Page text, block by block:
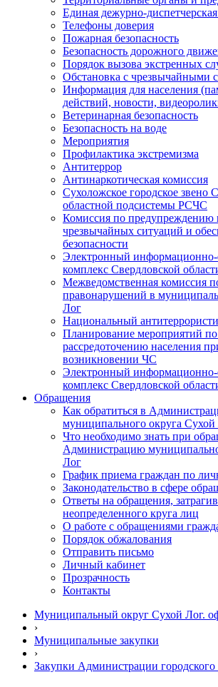
Единая дежурно-
Телефоны доверия
Пожарная безопасность
Безопасность дорожного
Порядок вызова экстренных
Обстановка с чрезвычайными
Информация для населения
действий, новости,
Ветеринарная безопасность
Безопасность на воде
Мероприятия
Профилактика экстремизма
Антитеррор
Антинаркотическая комиссия
Сухоложское городское звено
областной подсистемы РСЧС
Комиссия по предупреждению
чрезвычайных ситуаций и
безопасности
Электронный информационно-
комплекс Cвердловской
Межведомственная комиссия
правонарушений в
Лог
Национальный
Планирование мероприятий
рассредоточению населения
возникновении ЧС
Электронный информационно-
комплекс Свердловской
Обращения
Как обратиться в
муниципального округа
Что необходимо знать при
Администрацию
Лог
График приема граждан по
Законодательство в сфере
Ответы на обращения,
неопределенного круга лиц
О работе с обращениями
Порядок обжалования
Отправить письмо
Личный кабинет
Прозрачность
Контакты
Муниципальный округ Сухой Лог.
›
Муниципальные закупки
›
Закупки Администрации